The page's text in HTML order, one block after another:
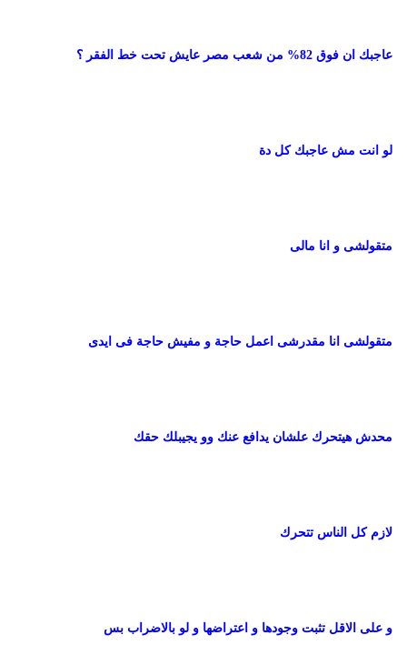
عاجبك ان فوق 82% من شعب مصر عايش تحت خط الفقر ؟
لو انت مش عاجبك كل دة
متقولشى و انا مالى
متقولشى انا مقدرشى اعمل حاجة و مفيش حاجة فى ايدى
محدش هيتحرك علشان يدافع عنك وو يجيبلك حقك
لازم كل الناس تتحرك
و على الاقل تثبت وجودها و اعتراضها و لو بالاضراب بس